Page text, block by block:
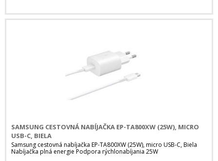
SAMSUNG CESTOVNÁ NABÍJAČKA EP-TA800XW (25W), MICRO
USB-C, BIELA
Samsung cestovná nabíjačka EP-TA800XW (25W), micro USB-C, Biela
Nabíjačka plná energie Podpora rýchlonabíjania 25W